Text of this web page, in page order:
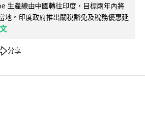
生產線由中國轉往印度，目標兩年內將
地。印度政府推出關稅豁免及稅務優惠延
分享